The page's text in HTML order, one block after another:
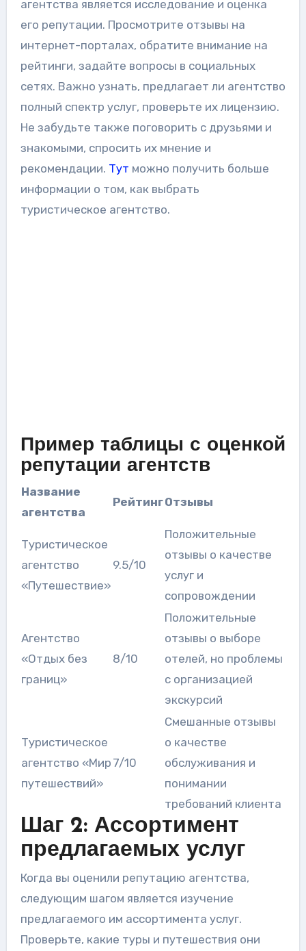
агентства является исследование и оценка
его репутации. Просмотрите отзывы на
интернет-порталах, обратите внимание на
рейтинги, задайте вопросы в социальных
сетях. Важно узнать, предлагает ли агентство
полный спектр услуг, проверьте их лицензию.
Не забудьте также поговорить с друзьями и
знакомыми, спросить их мнение и
рекомендации. Тут можно получить больше
информации о том, как выбрать
туристическое агентство.
Пример таблицы с оценкой
репутации агентств
Название
агентства
РейтингОтзывы
Туристическое
агентство
«Путешествие»
9.5/10
Положительные
отзывы о качестве
услуг и
сопровождении
Агентство
«Отдых без
границ»
8/10
Положительные
отзывы о выборе
отелей, но проблемы
с организацией
экскурсий
Туристическое
агентство «Мир
путешествий»
7/10
Смешанные отзывы
о качестве
обслуживания и
понимании
требований клиента
Шаг 2: Ассортимент
предлагаемых услуг
Когда вы оценили репутацию агентства,
следующим шагом является изучение
предлагаемого им ассортимента услуг.
Проверьте, какие туры и путешествия они